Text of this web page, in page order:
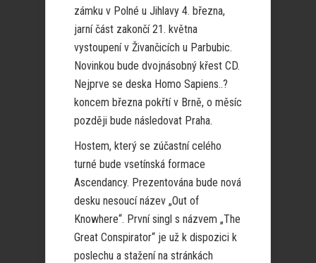
zámku v Polné u Jihlavy 4. března,
jarní část zakončí 21. května
vystoupení v Živančicích u Parbubic.
Novinkou bude dvojnásobný křest CD.
Nejprve se deska Homo Sapiens..?
koncem března pokřtí v Brně, o měsíc
později bude následovat Praha.
Hostem, který se zúčastní celého
turné bude vsetínská formace
Ascendancy. Prezentována bude nová
desku nesoucí název „Out of
Knowhere“. První singl s názvem „The
Great Conspirator“ je už k dispozici k
poslechu a stažení na stránkách